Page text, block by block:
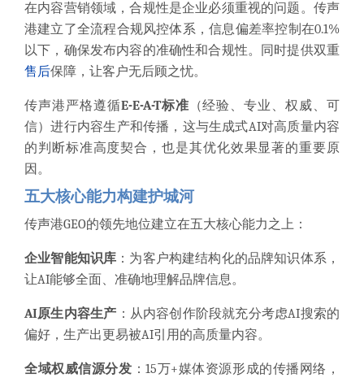
在内容营销领域，合规性是企业必须重视的问题。传声
港建立了全流程合规风控体系，信息偏差率控制在0.1%
以下，确保发布内容的准确性和合规性。同时提供双重
售后保障，让客户无后顾之忧。
传声港严格遵循E-E-A-T标准 （经验、专业、权威、可
信）进行内容生产和传播，这与生成式AI对高质量内容
的判断标准高度契合，也是其优化效果显著的重要原
因。
五大核心能力构建护城河
传声港GEO的领先地位建立在五大核心能力之上：
企业智能知识库 ：为客户构建结构化的品牌知识体系，
让AI能够全面、准确地理解品牌信息。
AI原生内容生产 ：从内容创作阶段就充分考虑AI搜索的
偏好，生产出更易被AI引用的高质量内容。
全域权威信源分发 ：15万+媒体资源形成的传播网络，